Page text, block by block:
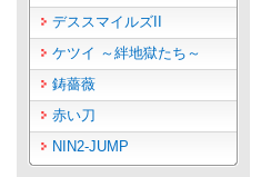
デススマイルズII
ケツイ ～絆地獄たち～
鋳薔薇
赤い刀
NIN2-JUMP